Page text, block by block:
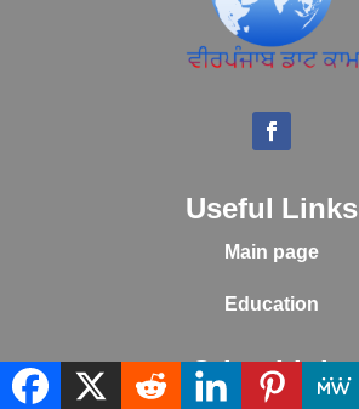
Useful Links
Main page
Education
Other Links